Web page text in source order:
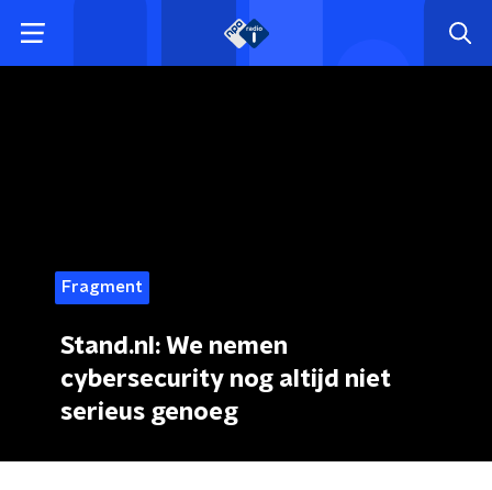
Fragment
Stand.nl: We nemen
cybersecurity nog altijd niet
serieus genoeg